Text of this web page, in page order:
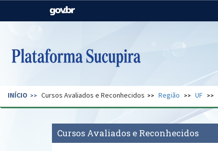
Casa Civil
Pecuária e Abastecimento
Secretaria de Governo Gabinete de Segurança
INÍCIO Cursos Avaliados e Reconhecidos Região UF
Cursos Avaliados e Reconhecidos